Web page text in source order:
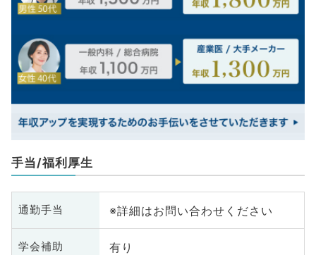
手当/福利厚生
通勤手当 ※詳細はお問い合わせください
学会補助 有り